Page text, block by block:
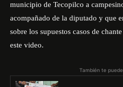
municipio de Tecopilco a
acompañado de la diputado y que
sobre los supuestos casos de
este video.
También te